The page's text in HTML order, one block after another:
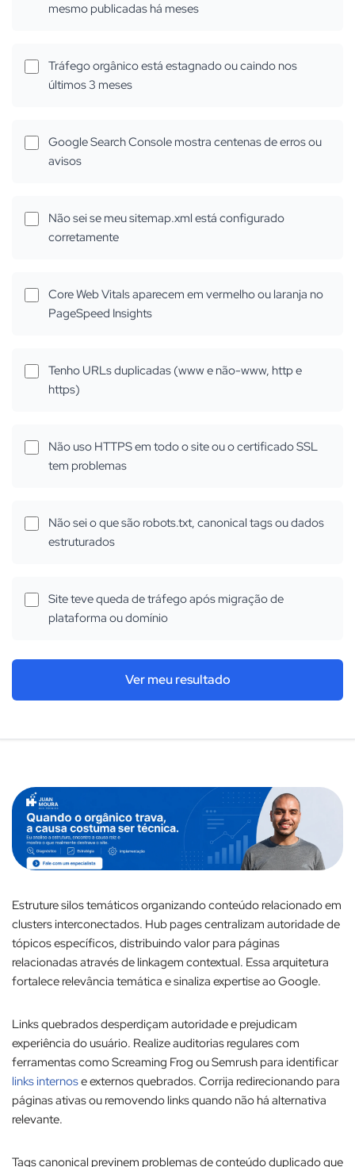
mesmo publicadas há meses
Tráfego orgânico está estagnado ou caindo nos
últimos 3 meses
Google Search Console mostra centenas de erros ou
avisos
Não sei se meu sitemap.xml está configurado
corretamente
Core Web Vitals aparecem em vermelho ou laranja no
PageSpeed Insights
Tenho URLs duplicadas (www e não-www, http e
https)
Não uso HTTPS em todo o site ou o certificado SSL
tem problemas
Não sei o que são robots.txt, canonical tags ou dados
estruturados
Site teve queda de tráfego após migração de
plataforma ou domínio
Ver meu resultado
Estruture silos temáticos organizando conteúdo relacionado em
clusters interconectados. Hub pages centralizam autoridade de
tópicos específicos, distribuindo valor para páginas
relacionadas através de linkagem contextual. Essa arquitetura
fortalece relevância temática e sinaliza expertise ao Google.​
Links quebrados desperdiçam autoridade e prejudicam
experiência do usuário. Realize auditorias regulares com
ferramentas como Screaming Frog ou Semrush para identificar
links internose externos quebrados. Corrija redirecionando para
páginas ativas ou removendo links quando não há alternativa
relevante.​
Tags canonical previnem problemas de conteúdo duplicado que